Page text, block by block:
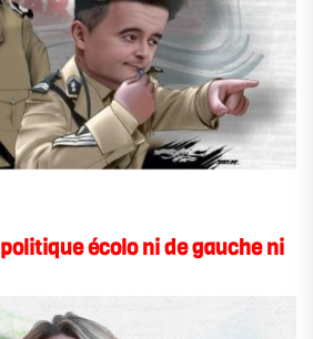
politique écolo ni de gauche ni